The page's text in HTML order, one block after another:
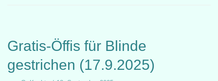
Gratis-Öffis für Blinde
gestrichen (17.9.2025)